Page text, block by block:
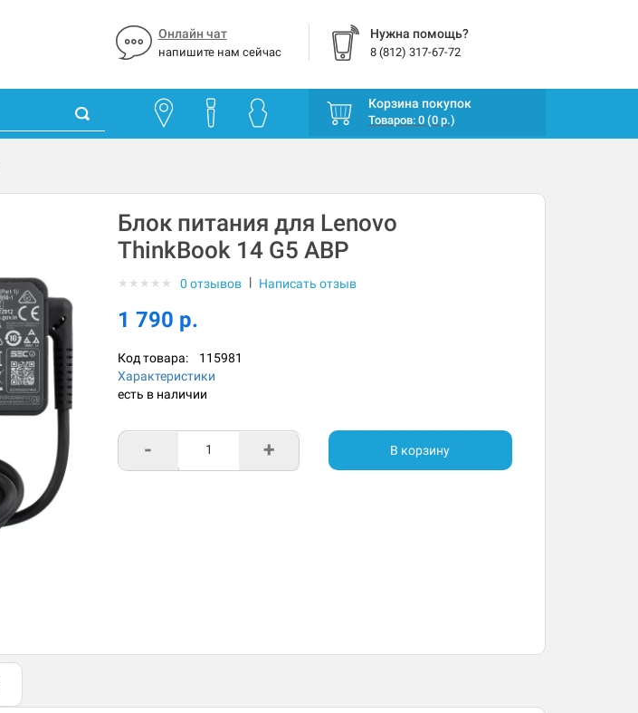
Онлайн чат
напишите нам сейчас
Нужна помощь?
8 (812) 317-67-72
Корзина покупок
Товаров: 0 (0 р.)
Блок питания для Lenovo
ThinkBook 14 G5 ABP
★ ★ ★ ★ ★ 0 отзывов | Написать отзыв
1 790 р.
Код товара: 115981
Характеристики
есть в наличии
- + В корзину